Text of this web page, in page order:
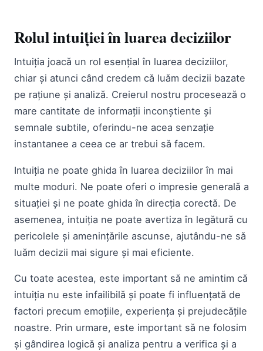
Rolul intuiției în luarea deciziilor
Intuiția joacă un rol esențial în luarea deciziilor,
chiar și atunci când credem că luăm decizii bazate
pe rațiune și analiză. Creierul nostru procesează o
mare cantitate de informații inconștiente și
semnale subtile, oferindu-ne acea senzație
instantanee a ceea ce ar trebui să facem.
Intuiția ne poate ghida în luarea deciziilor în mai
multe moduri. Ne poate oferi o impresie generală a
situației și ne poate ghida în direcția corectă. De
asemenea, intuiția ne poate avertiza în legătură cu
pericolele și amenințările ascunse, ajutându-ne să
luăm decizii mai sigure și mai eficiente.
Cu toate acestea, este important să ne amintim că
intuiția nu este infailibilă și poate fi influențată de
factori precum emoțiile, experiența și prejudecățile
noastre. Prin urmare, este important să ne folosim
și gândirea logică și analiza pentru a verifica și a